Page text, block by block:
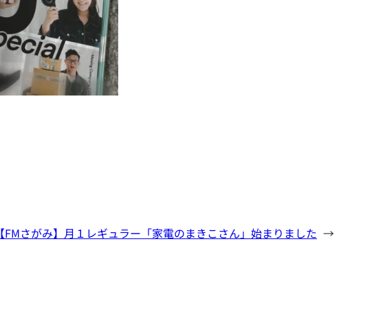
【FMさがみ】月１レギュラー「家電のまきこさん」始まりました →